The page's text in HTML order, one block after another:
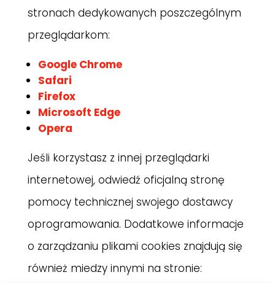
stronach dedykowanych poszczególnym
przeglądarkom:
Google Chrome
Safari
Firefox
Microsoft Edge
Opera
Jeśli korzystasz z innej przeglądarki
internetowej, odwiedź oficjalną stronę
pomocy technicznej swojego dostawcy
oprogramowania. Dodatkowe informacje
o zarządzaniu plikami cookies znajdują się
również miedzy innymi na stronie: